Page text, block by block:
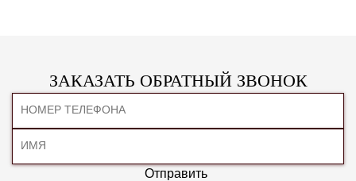
ЗАКАЗАТЬ ОБРАТНЫЙ ЗВОНОК
Отправить